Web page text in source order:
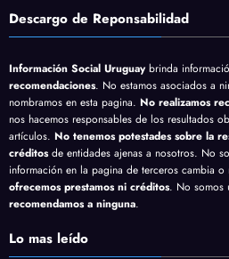
Descargo de Reponsabilidad
Información Social Uruguaybrinda
recomendaciones. No estamos asociados a
nombramos en esta pagina. No realizamos
nos hacemos responsables de los resultados
artículos. No tenemos potestades sobre la
créditosde entidades ajenas a nosotros. No
información en la pagina de terceros cambia
ofrecemos prestamos ni créditos. No somos
recomendamos a ninguna.
Lo mas leído